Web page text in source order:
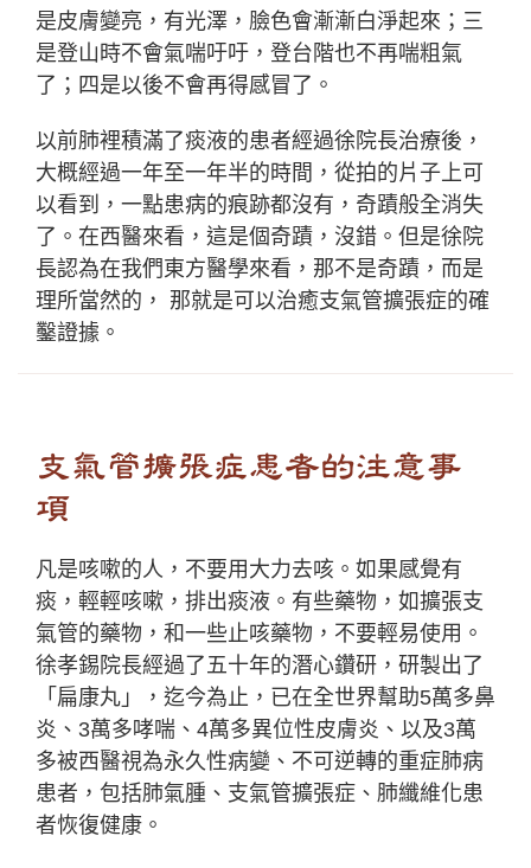
是皮膚變亮，有光澤，臉色會漸漸白淨起來；三
是登山時不會氣喘吁吁，登台階也不再喘粗氣
了；四是以後不會再得感冒了。
以前肺裡積滿了痰液的患者經過徐院長治療後，
大概經過一年至一年半的時間，從拍的片子上可
以看到，一點患病的痕跡都沒有，奇蹟般全消失
了。在西醫來看，這是個奇蹟，沒錯。但是徐院
長認為在我們東方醫學來看，那不是奇蹟，而是
理所當然的， 那就是可以治癒支氣管擴張症的確
鑿證據。
支氣管擴張症患者的注意事
項
凡是咳嗽的人，不要用大力去咳。如果感覺有
痰，輕輕咳嗽，排出痰液。有些藥物，如擴張支
氣管的藥物，和一些止咳藥物，不要輕易使用。
徐孝錫院長經過了五十年的潛心鑽研，研製出了
「扁康丸」，迄今為止，已在全世界幫助5萬多鼻
炎、3萬多哮喘、4萬多異位性皮膚炎、以及3萬
多被西醫視為永久性病變、不可逆轉的重症肺病
患者，包括肺氣腫、支氣管擴張症、肺纖維化患
者恢復健康。